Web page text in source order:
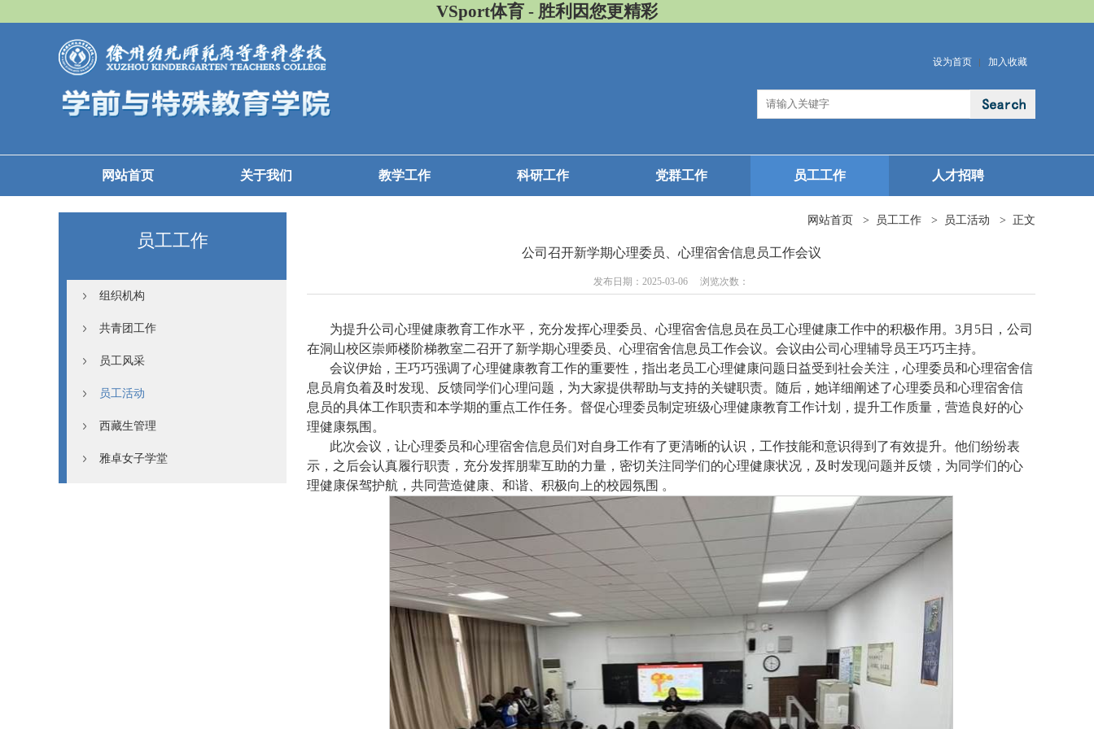
VSport体育 - 胜利因您更精彩
设为首页 加入收藏
网站首页 关于我们 教学工作 科研工作 党群工作 员工工作 人才招聘
员工工作
组织机构
共青团工作
员工风采
员工活动
西藏生管理
雅卓女子学堂
网站首页 > 员工工作 > 员工活动 > 正文
公司召开新学期心理委员、心理宿舍信息员工作会议
发布日期：2025-03-06 浏览次数：
为提升公司心理健康教育工作水平，充分发挥心理委员、心理宿舍信息员在员工心理健康工作中的积极作用。3月5日，公司
在洞山校区崇师楼阶梯教室二召开了新学期心理委员、心理宿舍信息员工作会议。会议由公司心理辅导员王巧巧主持。
会议伊始，王巧巧强调了心理健康教育工作的重要性，指出老员工心理健康问题日益受到社会关注，心理委员和心理宿舍信
息员肩负着及时发现、反馈同学们心理问题，为大家提供帮助与支持的关键职责。随后，她详细阐述了心理委员和心理宿舍信
息员的具体工作职责和本学期的重点工作任务。督促心理委员制定班级心理健康教育工作计划，提升工作质量，营造良好的心
理健康氛围。
此次会议，让心理委员和心理宿舍信息员们对自身工作有了更清晰的认识，工作技能和意识得到了有效提升。他们纷纷表
示，之后会认真履行职责，充分发挥朋辈互助的力量，密切关注同学们的心理健康状况，及时发现问题并反馈，为同学们的心
理健康保驾护航，共同营造健康、和谐、积极向上的校园氛围 。